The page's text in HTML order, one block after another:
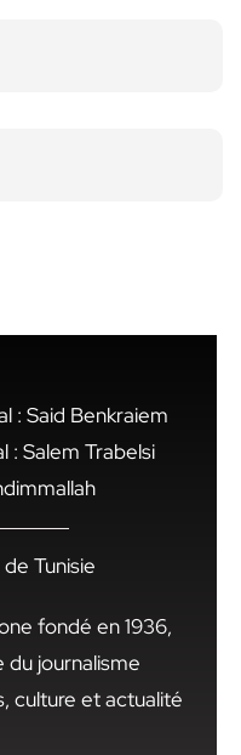
: Said Benkraiem
: Salem Trabelsi
Tunisie
fondé en 1936,
du journalisme
culture et actualité